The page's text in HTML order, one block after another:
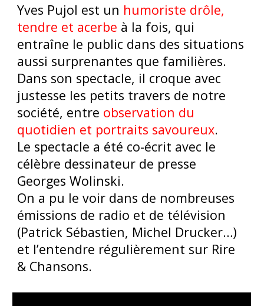
Yves Pujol est un humoriste drôle,
tendre et acerbe à la fois, qui
entraîne le public dans des situations
aussi surprenantes que familières.
Dans son spectacle, il croque avec
justesse les petits travers de notre
société, entre observation du
quotidien et portraits savoureux.
Le spectacle a été co-écrit avec le
célèbre dessinateur de presse
Georges Wolinski.
On a pu le voir dans de nombreuses
émissions de radio et de télévision
(Patrick Sébastien, Michel Drucker…)
et l’entendre régulièrement sur Rire
& Chansons.